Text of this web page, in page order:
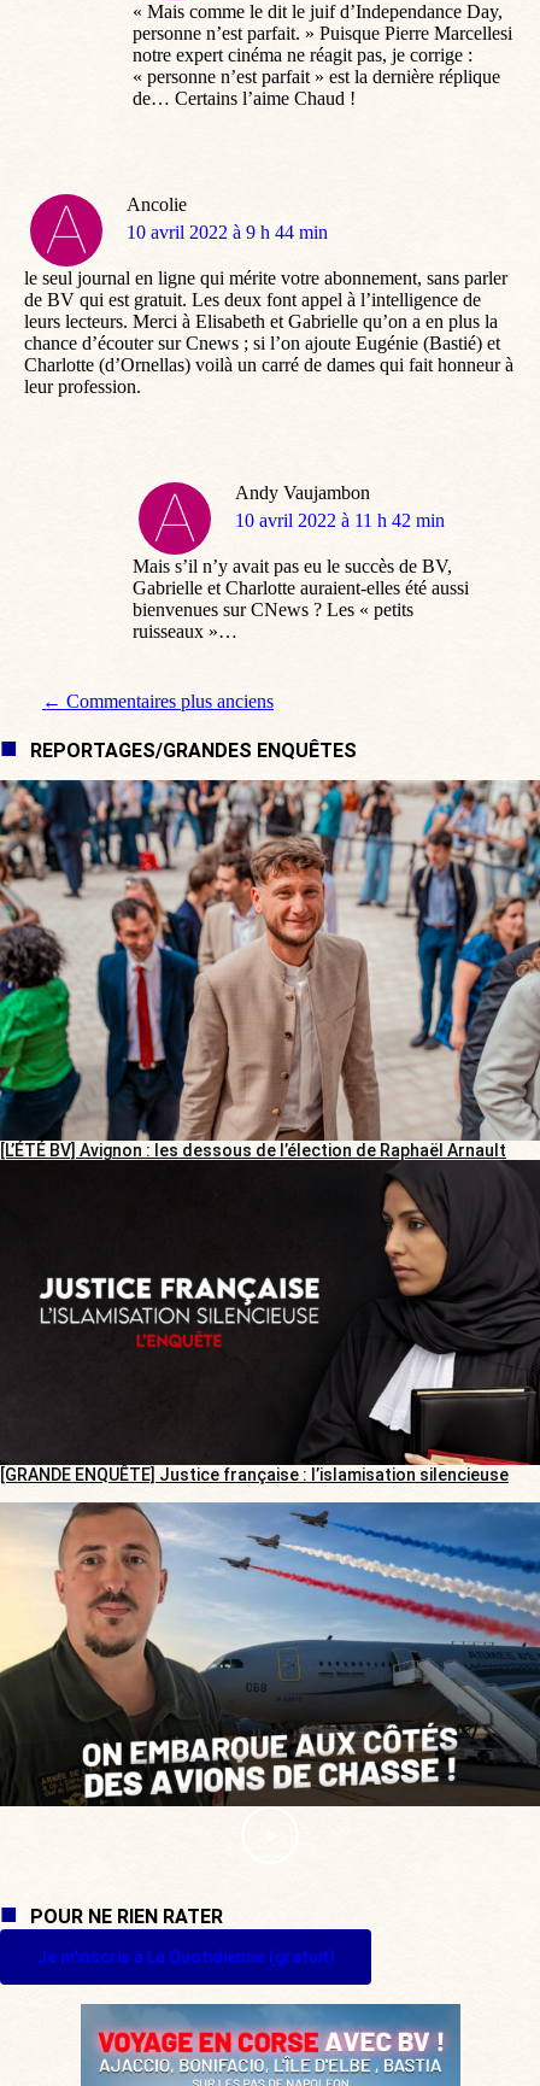
« Mais comme le dit le juif d’Independance Day,
personne n’est parfait. » Puisque Pierre Marcellesi
notre expert cinéma ne réagit pas, je corrige :
« personne n’est parfait » est la dernière réplique
de… Certains l’aime Chaud !
Ancolie
dit
10 avril 2022 à 9 h 44 min
le seul journal en ligne qui mérite votre abonnement, sans parler
de BV qui est gratuit. Les deux font appel à l’intelligence de
leurs lecteurs. Merci à Elisabeth et Gabrielle qu’on a en plus la
chance d’écouter sur Cnews ; si l’on ajoute Eugénie (Bastié) et
Charlotte (d’Ornellas) voilà un carré de dames qui fait honneur à
leur profession.
Andy Vaujambon
dit
10 avril 2022 à 11 h 42 min
Mais s’il n’y avait pas eu le succès de BV,
Gabrielle et Charlotte auraient-elles été aussi
bienvenues sur CNews ? Les « petits
ruisseaux »…
Navigation de commentaire
← Commentaires plus anciens
REPORTAGES/GRANDES ENQUÊTES
[L’ÉTÉ BV] Avignon : les dessous de l’élection de Raphaël Arnault
[GRANDE ENQUÊTE] Justice française : l’islamisation silencieuse
POUR NE RIEN RATER
Je m'inscris à La Quotidienne (gratuit)